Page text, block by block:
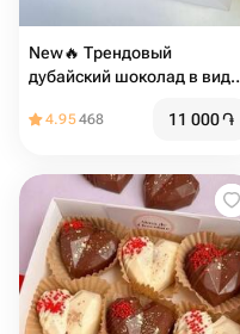
New🔥 Трендовый
дубайский шоколад в виде
4.95468 11 000֏